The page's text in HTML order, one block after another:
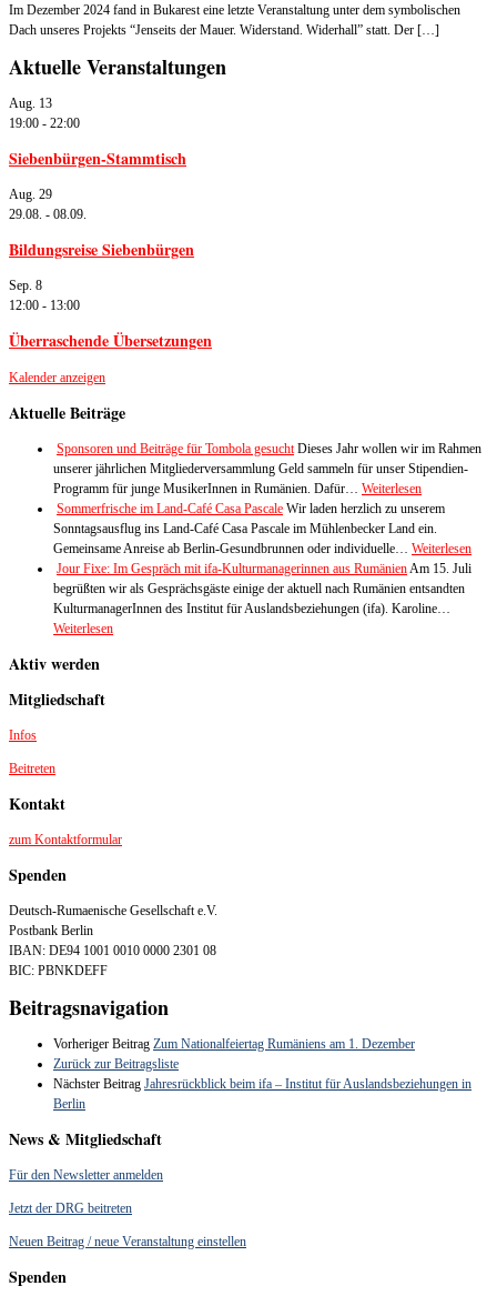
Im Dezember 2024 fand in Bukarest eine letzte Veranstaltung unter dem symbolischen
Dach unseres Projekts “Jenseits der Mauer. Widerstand. Widerhall” statt. Der […]
Aktuelle Veranstaltungen
Aug. 13
19:00 - 22:00
Siebenbürgen-Stammtisch
Aug. 29
29.08. - 08.09.
Bildungsreise Siebenbürgen
Sep. 8
12:00 - 13:00
Überraschende Übersetzungen
Kalender anzeigen
Aktuelle Beiträge
Sponsoren und Beiträge für Tombola gesucht Dieses Jahr wollen wir im Rahmen
unserer jährlichen Mitgliederversammlung Geld sammeln für unser Stipendien-
Programm für junge MusikerInnen in Rumänien. Dafür… Weiterlesen
Sommerfrische im Land-Café Casa Pascale Wir laden herzlich zu unserem
Sonntagsausflug ins Land-Café Casa Pascale im Mühlenbecker Land ein.
Gemeinsame Anreise ab Berlin-Gesundbrunnen oder individuelle… Weiterlesen
Jour Fixe: Im Gespräch mit ifa-Kulturmanagerinnen aus Rumänien Am 15. Juli
begrüßten wir als Gesprächsgäste einige der aktuell nach Rumänien entsandten
KulturmanagerInnen des Institut für Auslandsbeziehungen (ifa). Karoline…
Weiterlesen
Aktiv werden
Mitgliedschaft
Infos
Beitreten
Kontakt
zum Kontaktformular
Spenden
Deutsch-Rumaenische Gesellschaft e.V.
Postbank Berlin
IBAN: DE94 1001 0010 0000 2301 08
BIC: PBNKDEFF
Beitragsnavigation
Vorheriger Beitrag Zum Nationalfeiertag Rumäniens am 1. Dezember
Zurück zur Beitragsliste
Nächster Beitrag Jahresrückblick beim ifa – Institut für Auslandsbeziehungen in
Berlin
News & Mitgliedschaft
Für den Newsletter anmelden
Jetzt der DRG beitreten
Neuen Beitrag / neue Veranstaltung einstellen
Spenden